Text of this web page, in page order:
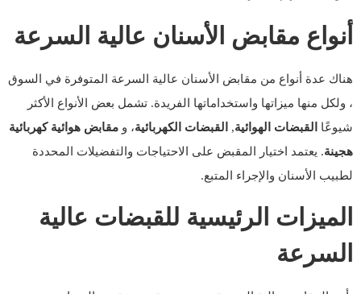
أنواع مقابض الأسنان عالية السرعة
هناك عدة أنواع من مقابض الأسنان عالية السرعة المتوفرة في السوق
، ولكل منها ميزاتها واستخداماتها الفريدة. تشمل بعض الأنواع الأكثر
شيوعًا
القبضات الهوائية, القبضات الكهربائية، و مقابض هوائية كهربائية
هجينة. يعتمد اختيار المقبض على الاحتياجات والتفضيلات المحددة
لطبيب الأسنان والإجراء المتبع.
الميزات الرئيسية للقبضات عالية
السرعة